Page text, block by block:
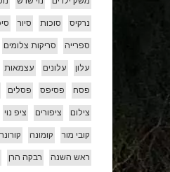
נרקיס סוכות סיור
ספרייה סריקות צלומים
עלון עלונים עצמאות
פסח פסיפס פסלים
צילום ציפורים ציפ נוי
קובי מור קומונה
ראש השנה רבקה הרן